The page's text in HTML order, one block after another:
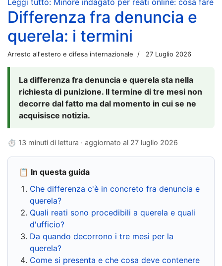
Differenza fra denuncia e
querela: i termini
Arresto all'estero e difesa internazionale 27 Luglio 2026
La differenza fra denuncia e querela sta nella
richiesta di punizione. Il termine di tre mesi non
decorre dal fatto ma dal momento in cui se ne
acquisisce notizia.
⏱ 13 minuti di lettura · aggiornato al 27 luglio 2026
📋 In questa guida
Che differenza c'è in concreto fra denuncia e
querela?
Quali reati sono procedibili a querela e quali
d'ufficio?
Da quando decorrono i tre mesi per la
querela?
Come si presenta e che cosa deve contenere